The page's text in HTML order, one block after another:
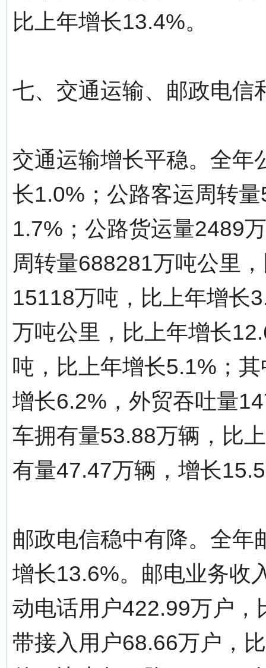
比上年增长13.4%。
七、交通运输、邮政电信
交通运输增长平稳。全年
长1.0%；公路客运周转
1.7%；公路货运量2489
周转量688281万吨公里
15118万吨，比上年增长
万吨公里，比上年增长
吨，比上年增长5.1%；
增长6.2%，外贸吞吐量
车拥有量53.88万辆，比
有量47.47万辆，增长
邮政电信稳中有降。全年
增长13.6%。邮电业务收
动电话用户422.99万户
带接入用户68.66万户，